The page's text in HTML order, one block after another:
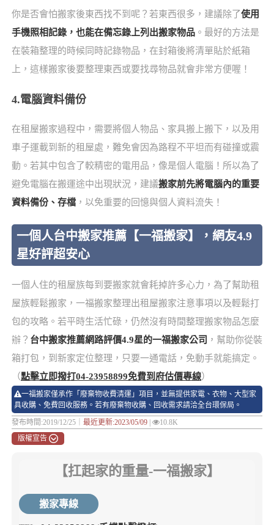
你是否會怕搬家後東西找不到呢？若東西很多，建議除了使用
手機照相記錄，也能在備忘錄上列出搬家物品。最好的方法是
在裝箱整理的時候同時記錄物品，在封箱後將清單貼於紙箱
上，這樣搬家後要整理東西或要找尋物品就會非常方便喔！
4.電腦資料備份
在租屋搬家過程中，需要將個人物品、家具搬上搬下，以及用
車子運載到新的租屋處，難免會因為路程不平坦而有碰撞或震
動。若其中包含了較精密的電用品，像是個人電腦！所以為了
避免電腦在搬運途中出現狀況，建議搬家前先將電腦內的重要
資料備份、存檔，以免重要的回憶與個人資料流失！
一個人台中搬家推薦【一福搬家】，網友4.9
星好評超安心
一個人住的租屋族每到要搬家就會耗掉許多心力，為了幫助租
屋族輕鬆搬家，一福搬家整理出租屋搬家注意事項以及輕鬆打
包的攻略。若平時生活忙碌，仍然沒有時間整理搬家物品怎麼
辦？ 台中搬家推薦網路評價4.9星的一福搬家公司
，幫助你從裝
箱打包，到新家定位整理，只要一通電話，免動手就能搞定。
（點擊立即撥打04-23958899免費到府估價專線）
一福搬家僅承作「廢棄物收費清運」項目，並無提供家電、衣物、大型家
具收購、免費回收服務。若有廢棄物收購、回收需求請洽全台環保局。
發布時間:2019/12/25｜ 最近更新:2023/05/09|
10.8K
版權宣告
【扛起家的重量-一福搬家】
搬家專線